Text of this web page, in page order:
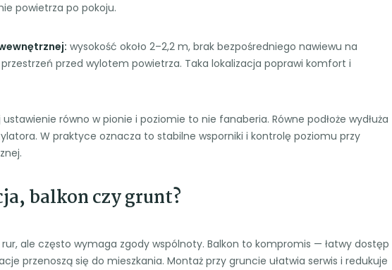
powietrza po pokoju.
wysokość około 2–2,2 m, brak bezpośredniego nawiewu na
przed wylotem powietrza. Taka lokalizacja poprawi komfort i
równo w pionie i poziomie to nie fanaberia. Równe podłoże wydłuża
W praktyce oznacza to stabilne wsporniki i kontrolę poziomu przy
balkon czy grunt?
ale często wymaga zgody wspólnoty. Balkon to kompromis — łatwy dostęp
przenoszą się do mieszkania. Montaż przy gruncie ułatwia serwis i redukuje